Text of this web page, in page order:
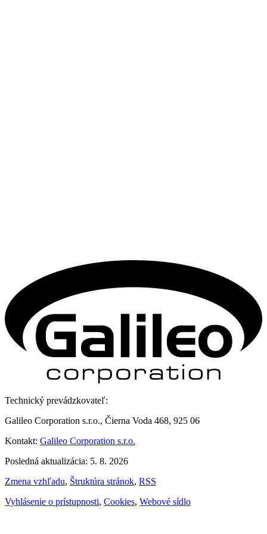
Technický prevádzkovateľ:
Galileo Corporation s.r.o., Čierna Voda 468, 925 06
Kontakt: Galileo Corporation s.r.o.
Posledná aktualizácia: 5. 8. 2026
Zmena vzhľadu, Štruktúra stránok, RSS
Vyhlásenie o prístupnosti, Cookies, Webové sídlo